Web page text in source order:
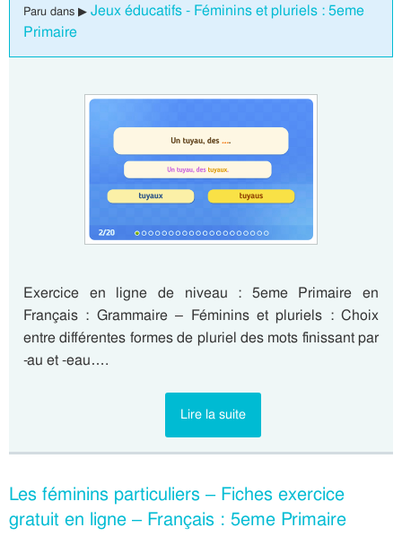
Paru dans ▶ Jeux éducatifs - Féminins et pluriels : 5eme
Primaire
Exercice en ligne de niveau : 5eme Primaire en
Français : Grammaire – Féminins et pluriels : Choix
entre différentes formes de pluriel des mots finissant par
-au et -eau….
Lire la suite
Les féminins particuliers – Fiches exercice
gratuit en ligne – Français : 5eme Primaire